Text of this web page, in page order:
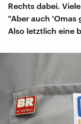
Rechts dabei.
"Aber auch 'Omas
Also letztlich eine